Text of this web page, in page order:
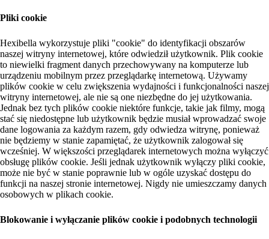
Pliki cookie
Hexibella wykorzystuje pliki "cookie" do identyfikacji obszarów
naszej witryny internetowej, które odwiedził użytkownik. Plik cookie
to niewielki fragment danych przechowywany na komputerze lub
urządzeniu mobilnym przez przeglądarkę internetową. Używamy
plików cookie w celu zwiększenia wydajności i funkcjonalności naszej
witryny internetowej, ale nie są one niezbędne do jej użytkowania.
Jednak bez tych plików cookie niektóre funkcje, takie jak filmy, mogą
stać się niedostępne lub użytkownik będzie musiał wprowadzać swoje
dane logowania za każdym razem, gdy odwiedza witrynę, ponieważ
nie będziemy w stanie zapamiętać, że użytkownik zalogował się
wcześniej. W większości przeglądarek internetowych można wyłączyć
obsługę plików cookie. Jeśli jednak użytkownik wyłączy pliki cookie,
może nie być w stanie poprawnie lub w ogóle uzyskać dostępu do
funkcji na naszej stronie internetowej. Nigdy nie umieszczamy danych
osobowych w plikach cookie.
Blokowanie i wyłączanie plików cookie i podobnych technologii